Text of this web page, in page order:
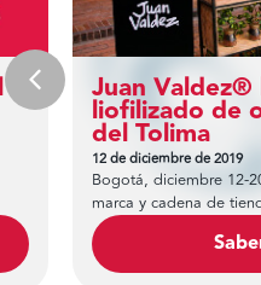
Juan
liofilizado de
del Tolima
12 de diciembre de 2019
Bogotá, diciembre 12-
marca y cadena de
hoy el lanzamiento del
origen con un café del
en una convocatoria